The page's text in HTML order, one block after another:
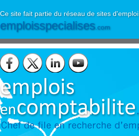
Ce site fait partie du réseau de sites d'emploi
emploisspecialises.com